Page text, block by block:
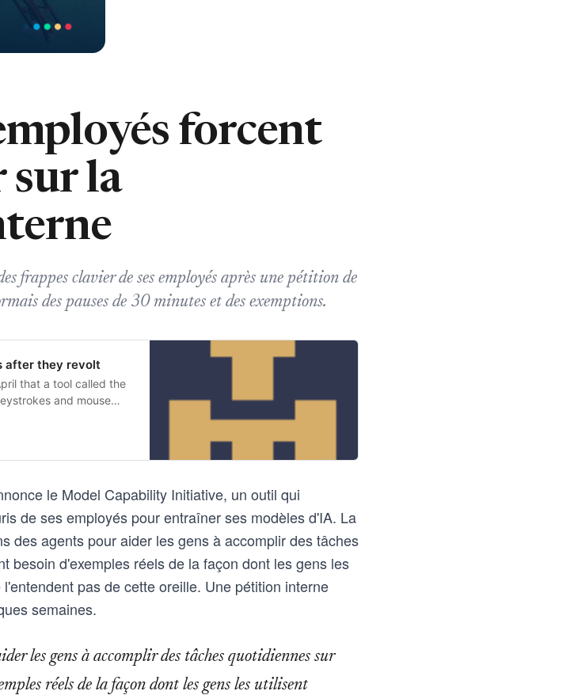
forcent
sur la
frappes clavier de ses employés après une pétition de
des pauses de 30 minutes et des exemptions.
after they revolt
that a tool called the
and mouse
le Model Capability Initiative, un outil qui
de ses employés pour entraîner ses modèles d'IA. La
des agents pour aider les gens à accomplir des tâches
besoin d'exemples réels de la façon dont les gens les
pas de cette oreille. Une pétition interne
semaines.
les gens à accomplir des tâches quotidiennes sur
réels de la façon dont les gens les utilisent